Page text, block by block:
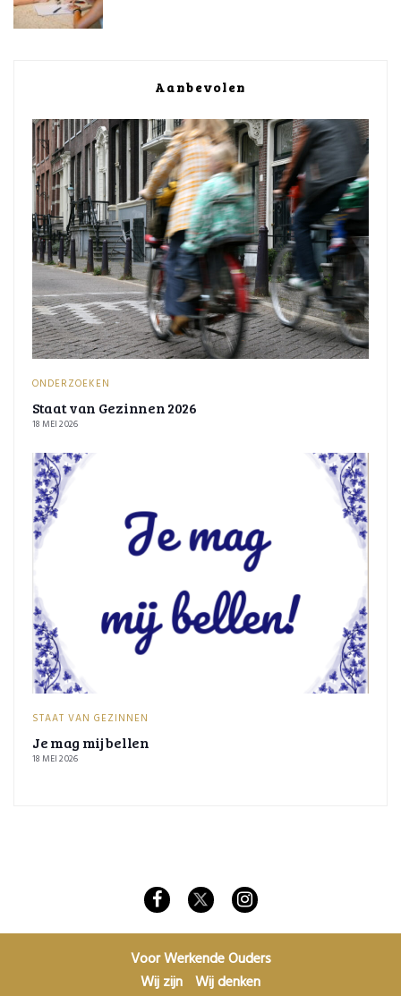
Aanbevolen
ONDERZOEKEN
Staat van Gezinnen 2026
18 MEI 2026
STAAT VAN GEZINNEN
Je mag mij bellen
18 MEI 2026
Voor Werkende Ouders
Wij zijn Wij denken